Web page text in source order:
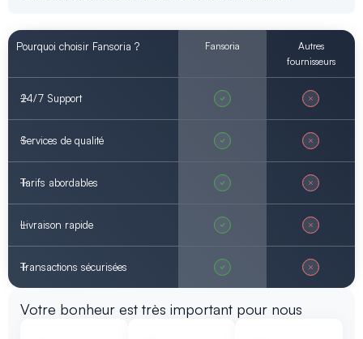
Pourquoi choisir Fansoria ? Fansoria
Autres
fournisseurs
24/7 Support
Services de qualité
Tarifs abordables
Livraison rapide
Transactions sécurisées
Votre bonheur est très important pour nous